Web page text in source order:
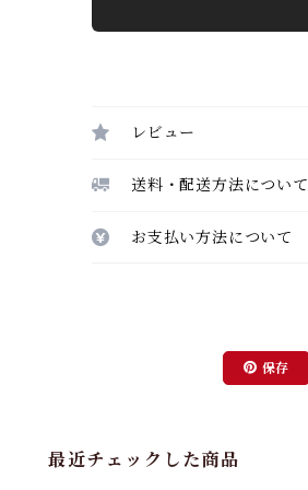
レビュー
送料・配送方法について
お支払い方法について
保存
最近チェックした商品